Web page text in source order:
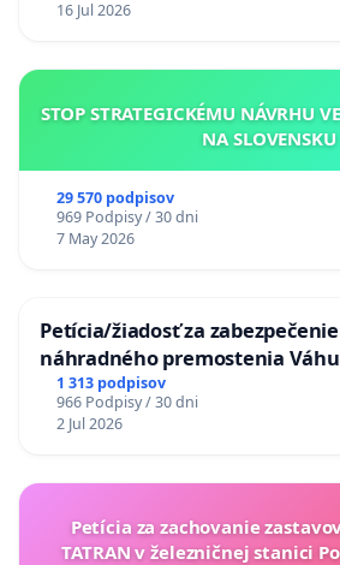
16 Jul 2026
STOP STRATEGICKÉMU NÁVRHU
NA SLOVENSKU
29 570 podpisov
969 Podpisy / 30 dni
7 May 2026
Petícia/žiadosť za
náhradného premostenia
uzávery Vážskeho mosta v
1 313 podpisov
966 Podpisy / 30 dni
2 Jul 2026
Petícia za zachovanie
TATRAN v železničnej stanici